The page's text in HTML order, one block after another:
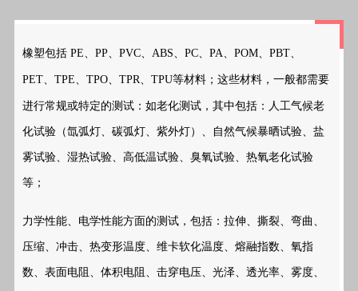
橡塑包括 PE、PP、PVC、ABS、PC、PA、POM、PBT、
PET、TPE、TPO、TPR、TPU等材料 ；这些材料，一般都需要
进行常规或特定的测试：如老化测试，其中包括：人工气候老
化试验（氙弧灯、碳弧灯、紫外灯）、自然气候暴晒试验、盐
雾试验、湿热试验、高低温试验、臭氧试验、热氧老化试验
等；
力学性能、电学性能方面的测试 ，包括：拉伸、撕裂、弯曲、
压缩、冲击、热变形温度、维卡软化温度、熔融指数、氧指
数、表面电阻、体积电阻、击穿电压、光泽、透光率、雾度、